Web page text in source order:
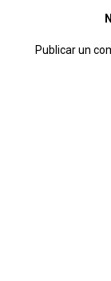
Publicar un